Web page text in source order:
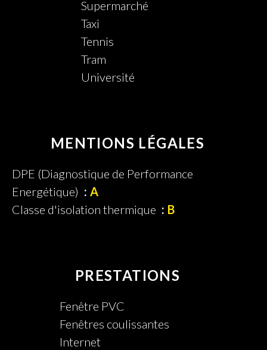
Supermarché
Taxi
Tennis
Tram
Université
MENTIONS LÉGALES
DPE (Diagnostique de Performance
Energétique)
A
Classe d'isolation thermique
B
PRESTATIONS
Fenêtre PVC
Fenêtres coulissantes
Internet